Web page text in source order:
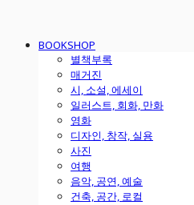
BOOKSHOP
별책부록
매거진
시, 소설, 에세이
일러스트, 회화, 만화
영화
디자인, 창작, 실용
사진
여행
음악, 공연, 예술
건축, 공간, 로컬